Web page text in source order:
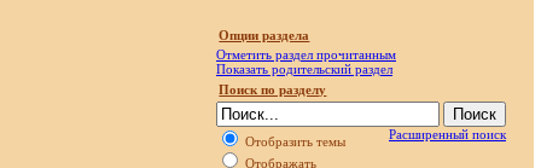
Опции раздела
Отметить раздел прочитанным
Показать родительский раздел
Поиск по разделу
Отобразить темы
Отображать
Расширенный поиск